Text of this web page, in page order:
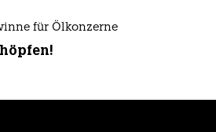
für Ölkonzerne